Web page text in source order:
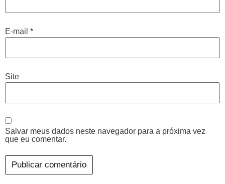
E-mail *
Site
Salvar meus dados neste navegador para a próxima vez
que eu comentar.